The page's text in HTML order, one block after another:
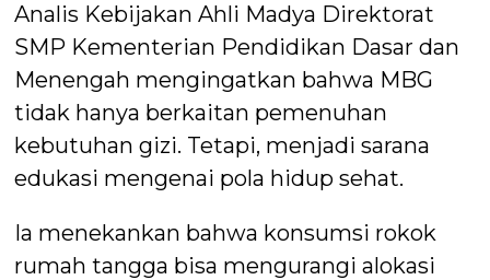
Analis Kebijakan Ahli Madya Direktorat
SMP Kementerian Pendidikan Dasar dan
Menengah mengingatkan bahwa MBG
tidak hanya berkaitan pemenuhan
kebutuhan gizi. Tetapi, menjadi sarana
edukasi mengenai pola hidup sehat.
Ia menekankan bahwa konsumsi rokok
rumah tangga bisa mengurangi alokasi